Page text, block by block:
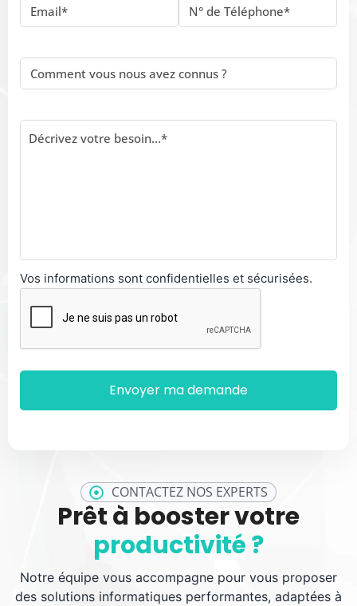
CONTACTEZ NOS EXPERTS
Prêt à booster votre
productivité ?
Notre équipe vous accompagne pour vous proposer
des solutions informatiques performantes, adaptées à
Vos informations sont confidentielles et sécurisées.